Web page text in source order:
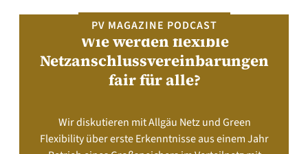
PV MAGAZINE PODCAST
Wie werden flexible
Netzanschlussvereinbarungen
fair für alle?
Wir diskutieren mit Allgäu Netz und Green
Flexibility über erste Erkenntnisse aus einem Jahr